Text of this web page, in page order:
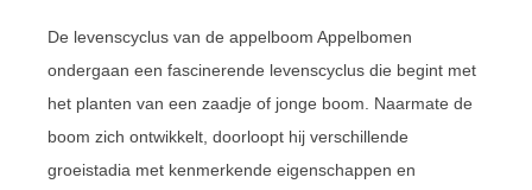
De levenscyclus van de appelboom Appelbomen
ondergaan een fascinerende levenscyclus die begint met
het planten van een zaadje of jonge boom. Naarmate de
boom zich ontwikkelt, doorloopt hij verschillende
groeistadia met kenmerkende eigenschappen en